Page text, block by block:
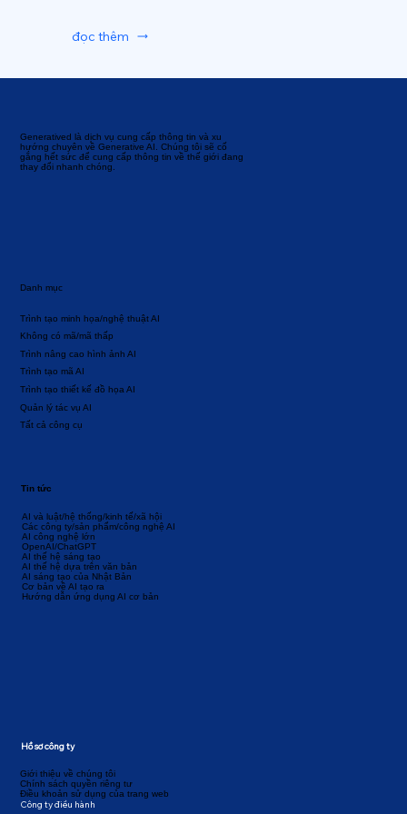
Generatived là dịch vụ cung cấp thông tin và xu
hướng chuyên về Generative AI. Chúng tôi sẽ cố
gắng hết sức để cung cấp thông tin về thế giới đang
thay đổi nhanh chóng.
Danh mục
Tất cả công cụ
Quản lý tác vụ AI
Trình tạo thiết kế đồ họa AI
Không có mã/mã thấp
Trình tạo mã AI
Trình nâng cao hình ảnh AI
Trình tạo minh họa/nghệ thuật AI
AI và luật/hệ thống/kinh tế/xã hội
Các công ty/sản phẩm/công nghệ AI
AI công nghệ lớn
OpenAI/ChatGPT
AI thế hệ sáng tạo
AI thế hệ dựa trên văn bản
AI sáng tạo của Nhật Bản
Cơ bản về AI tạo ra
Hướng dẫn ứng dụng AI cơ bản
Tin tức
Giới thiệu về chúng tôi
Chính sách quyền riêng tư
Điều khoản sử dụng của trang web
Công ty điều hành
Hồ sơ công ty
đọc thêm